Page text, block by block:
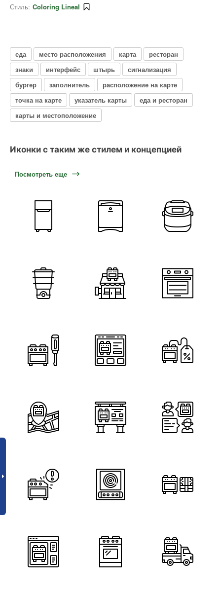
Стиль: Coloring Lineal
еда место расположения карта
ресторан
знаки
интерфейс штырь
сигнализация
бургер
заполнитель
расположение на карте
точка на карте
указатель карты
еда и ресторан
карты и местоположение
Иконки с таким же стилем и концепцией
Посмотреть еще